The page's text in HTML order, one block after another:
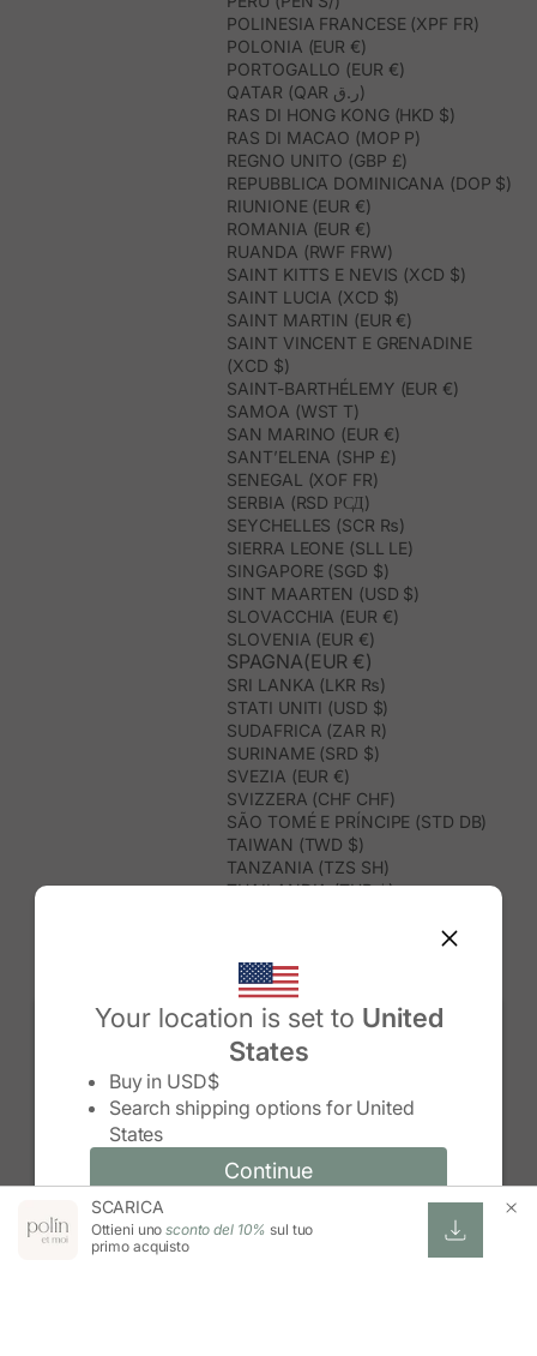
Your location is set to United
States
Buy in USD$
Search shipping options for United
States
Continue
Change country/region and language
Change country/region
Continue
POLINESIA FRANCESE (XPF FR)
POLONIA (EUR €)
PORTOGALLO (EUR €)
QATAR (QAR ر.ق)
RAS DI HONG KONG (HKD $)
RAS DI MACAO (MOP P)
REGNO UNITO (GBP £)
REPUBBLICA DOMINICANA (DOP $)
RIUNIONE (EUR €)
ROMANIA (EUR €)
RUANDA (RWF FRW)
SAINT KITTS E NEVIS (XCD $)
SAINT LUCIA (XCD $)
SAINT MARTIN (EUR €)
SAINT VINCENT E GRENADINE
(XCD $)
SAINT-BARTHÉLEMY (EUR €)
SAMOA (WST T)
SAN MARINO (EUR €)
SANT’ELENA (SHP £)
SENEGAL (XOF FR)
SERBIA (RSD РСД)
SEYCHELLES (SCR ₨)
SIERRA LEONE (SLL LE)
SINGAPORE (SGD $)
SINT MAARTEN (USD $)
SLOVACCHIA (EUR €)
SLOVENIA (EUR €)
SPAGNA(EUR €)
SRI LANKA (LKR ₨)
STATI UNITI (USD $)
SUDAFRICA (ZAR R)
SURINAME (SRD $)
SVEZIA (EUR €)
SVIZZERA (CHF CHF)
SÃO TOMÉ E PRÍNCIPE (STD DB)
TAIWAN (TWD $)
TANZANIA (TZS SH)
THAILANDIA (THB ฿)
TONGA (TOP T$)
TRINIDAD E TOBAGO (TTD $)
TUNISIA (USD $)
TURCHIA (TRY ₺)
TURKMENISTAN (USD $)
UNGHERIA (EUR €)
UZBEKISTAN (UZS SO'M)
VANUATU (VUV VT)
VIETNAM (VND ₫)
WALLIS E FUTUNA (XPF FR)
SCARICA
Ottieni unosconto del 10% sul tuo
primo acquisto